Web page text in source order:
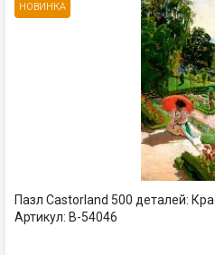
НОВИНКА
Пазл Castorland 500 деталей:
Артикул: B-54046